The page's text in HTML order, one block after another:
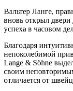
Вальтер Ланге,
вновь открыл
успеха в часовом
Благодаря
непоколебимой
Lange & Söhne
своим
отличается от